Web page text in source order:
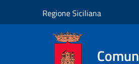
Regione Siciliana